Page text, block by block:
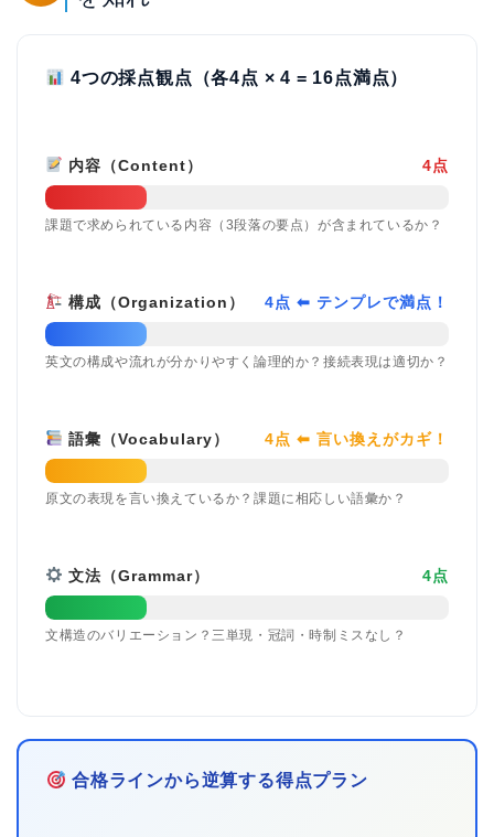
4つの採点観点（各4点 × 4 = 16点満点）
内容（Content） 4点
課題で求められている内容（3段落の要点）が含まれているか？
構成（Organization） 4点 ⬅ テンプレで満点！
英文の構成や流れが分かりやすく論理的か？接続表現は適切か？
語彙（Vocabulary） 4点 ⬅ 言い換えがカギ！
原文の表現を言い換えているか？課題に相応しい語彙か？
文法（Grammar） 4点
文構造のバリエーション？三単現・冠詞・時制ミスなし？
合格ラインから逆算する得点プラン